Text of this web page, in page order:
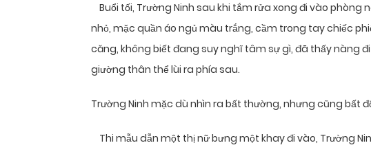
Buổi tối, Trường Ninh sau khi tắm rửa xong đi vào phòng
nhỏ, mặc quần áo ngủ màu trắng, cầm trong tay chiếc
căng, không biết đang suy nghĩ tâm sự gì, đã thấy nàng
giường thân thể lùi ra phía sau.
Trường Ninh mặc dù nhìn ra bất thường, nhưng cũng bất
Thi mẫu dẫn một thị nữ bưng một khay đi vào, Trường